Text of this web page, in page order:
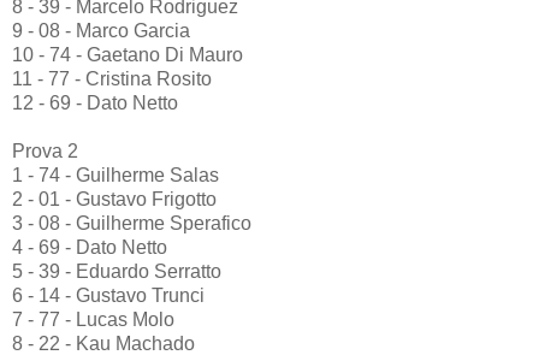
8 - 39 - Marcelo Rodriguez
9 - 08 - Marco Garcia
10 - 74 - Gaetano Di Mauro
11 - 77 - Cristina Rosito
12 - 69 - Dato Netto
Prova 2
1 - 74 - Guilherme Salas
2 - 01 - Gustavo Frigotto
3 - 08 - Guilherme Sperafico
4 - 69 - Dato Netto
5 - 39 - Eduardo Serratto
6 - 14 - Gustavo Trunci
7 - 77 - Lucas Molo
8 - 22 - Kau Machado